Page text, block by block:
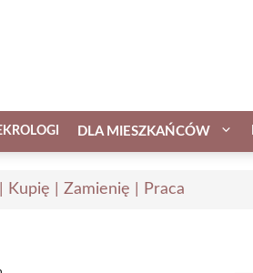
DLA MIESZKAŃCÓW
Kupię | Zamienię | Praca